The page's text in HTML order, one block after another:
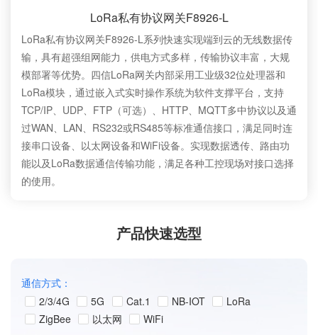
LoRa私有协议网关F8926-L
LoRa私有协议网关F8926-L系列快速实现端到云的无线数据传
输，具有超强组网能力，供电方式多样，传输协议丰富，大规
模部署等优势。四信LoRa网关内部采用工业级32位处理器和
LoRa模块，通过嵌入式实时操作系统为软件支撑平台，支持
TCP/IP、UDP、FTP（可选）、HTTP、MQTT多中协议以及通
过WAN、LAN、RS232或RS485等标准通信接口，满足同时连
接串口设备、以太网设备和WiFi设备。实现数据透传、路由功
能以及LoRa数据通信传输功能，满足各种工控现场对接口选择
的使用。
产品快速选型
通信方式：
2/3/4G
5G Cat.1 NB-IOT
LoRa
ZigBee
以太网
WiFi